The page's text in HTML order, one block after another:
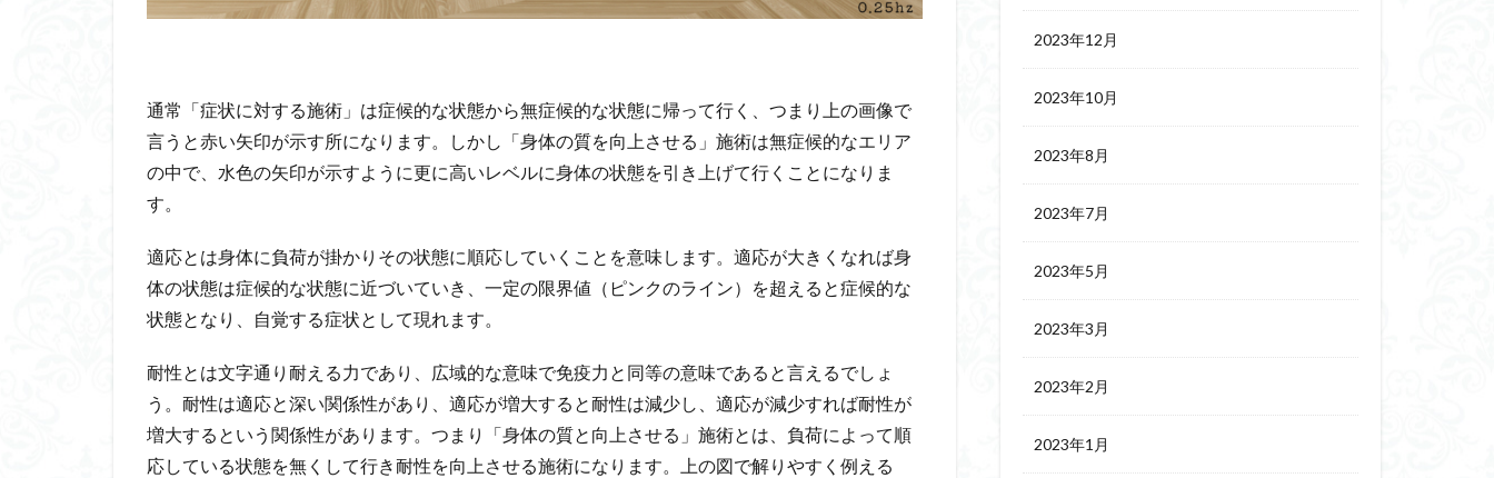
通常「症状に対する施術」は症候的な状態から無症候的な状態に帰って行く、つまり上の画像で
言うと赤い矢印が示す所になります。しかし「身体の質を向上させる」施術は無症候的なエリア
の中で、水色の矢印が示すように更に高いレベルに身体の状態を引き上げて行くことになりま
す。
適応とは身体に負荷が掛かりその状態に順応していくことを意味します。適応が大きくなれば身
体の状態は症候的な状態に近づいていき、一定の限界値（ピンクのライン）を超えると症候的な
状態となり、自覚する症状として現れます。
耐性とは文字通り耐える力であり、広域的な意味で免疫力と同等の意味であると言えるでしょ
う。耐性は適応と深い関係性があり、適応が増大すると耐性は減少し、適応が減少すれば耐性が
増大するという関係性があります。つまり「身体の質と向上させる」施術とは、負荷によって順
応している状態を無くして行き耐性を向上させる施術になります。上の図で解りやすく例える
2023年12月
2023年10月
2023年8月
2023年7月
2023年5月
2023年3月
2023年2月
2023年1月